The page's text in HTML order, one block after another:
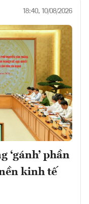
18:40, 10/08/2026
‘gánh’ phần
kinh tế